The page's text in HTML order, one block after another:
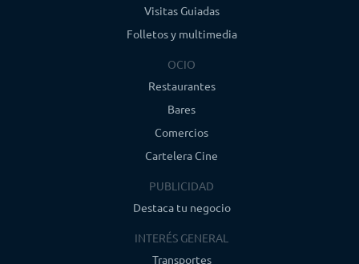
Visitas Guiadas
Folletos y multimedia
OCIO
Restaurantes
Bares
Comercios
Cartelera Cine
PUBLICIDAD
Destaca tu negocio
INTERÉS GENERAL
Transportes